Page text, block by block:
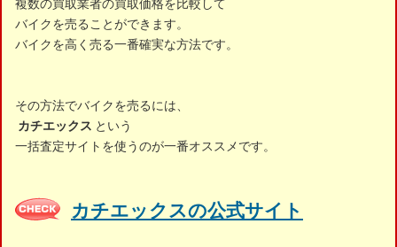
複数の買取業者の買取価格を比較して
バイクを売ることができます。
バイクを高く売る一番確実な方法です。
その方法でバイクを売るには、
カチエックス という
一括査定サイトを使うのが一番オススメです。
カチエックスの公式サイト